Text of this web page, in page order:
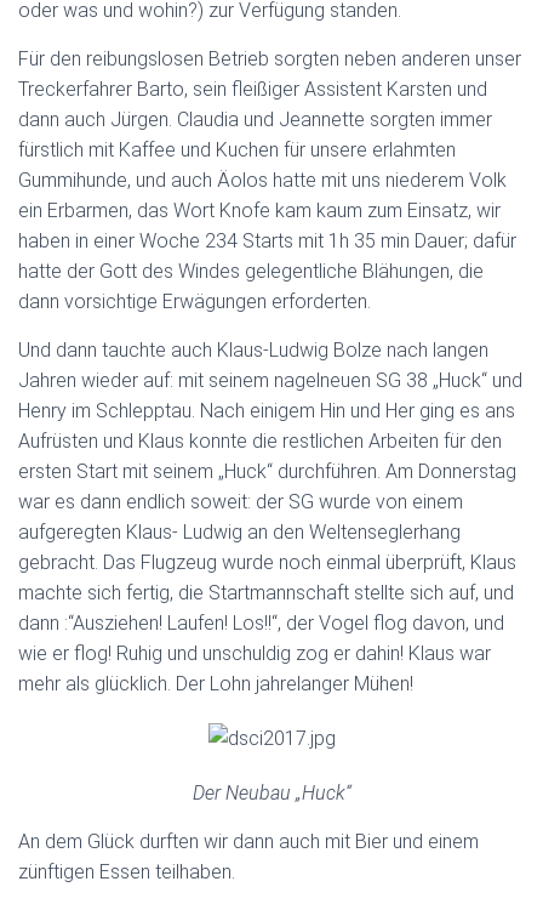
oder was und wohin?) zur Verfügung standen.
Für den reibungslosen Betrieb sorgten neben anderen unser
Treckerfahrer Barto, sein fleißiger Assistent Karsten und
dann auch Jürgen. Claudia und Jeannette sorgten immer
fürstlich mit Kaffee und Kuchen für unsere erlahmten
Gummihunde, und auch Äolos hatte mit uns niederem Volk
ein Erbarmen, das Wort Knofe kam kaum zum Einsatz, wir
haben in einer Woche 234 Starts mit 1h 35 min Dauer; dafür
hatte der Gott des Windes gelegentliche Blähungen, die
dann vorsichtige Erwägungen erforderten.
Und dann tauchte auch Klaus-Ludwig Bolze nach langen
Jahren wieder auf: mit seinem nagelneuen SG 38 „Huck“ und
Henry im Schlepptau. Nach einigem Hin und Her ging es ans
Aufrüsten und Klaus konnte die restlichen Arbeiten für den
ersten Start mit seinem „Huck“ durchführen. Am Donnerstag
war es dann endlich soweit: der SG wurde von einem
aufgeregten Klaus- Ludwig an den Weltenseglerhang
gebracht. Das Flugzeug wurde noch einmal überprüft, Klaus
machte sich fertig, die Startmannschaft stellte sich auf, und
dann :“Ausziehen! Laufen! Los!!“, der Vogel flog davon, und
wie er flog! Ruhig und unschuldig zog er dahin! Klaus war
mehr als glücklich. Der Lohn jahrelanger Mühen!
Der Neubau „Huck“
An dem Glück durften wir dann auch mit Bier und einem
zünftigen Essen teilhaben.